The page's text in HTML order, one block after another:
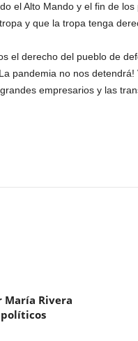
el Alto Mando y el fin de
y que la tropa tenga
el derecho del pueblo de
pandemia no nos
empresarios y las
María Rivera
políticos